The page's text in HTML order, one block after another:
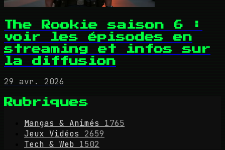
The Rookie saison 6 :
voir les épisodes en
streaming et infos sur
la diffusion
29 avr. 2026
Rubriques
Mangas & Animés
1765
Jeux Vidéos
2659
Tech & Web 1502